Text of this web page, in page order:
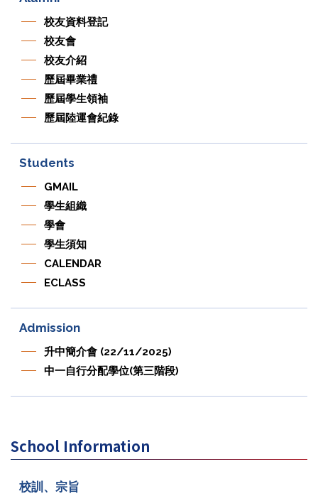
校友資料登記
校友會
校友介紹
歷屆畢業禮
歷屆學生領袖
歷屆陸運會紀錄
Students
GMAIL
學生組織
學會
學生須知
CALENDAR
ECLASS
Admission
升中簡介會 (22/11/2025)
中一自行分配學位(第三階段)
School Information
校訓、宗旨